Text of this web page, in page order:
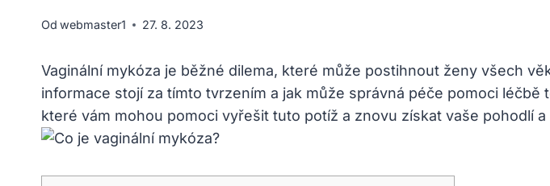
Od webmaster1 27. 8. 2023
Vaginální mykóza je běžné dilema, které může postihnout ženy všech
informace stojí za tímto tvrzením a jak může správná péče pomoci
které vám mohou pomoci vyřešit tuto potíž a znovu získat vaše pohodlí